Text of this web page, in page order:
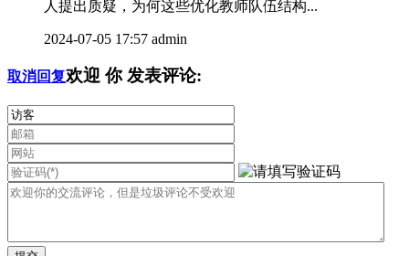
人提出质疑，为何这些优化教师队伍结构...
2024-07-05 17:57 admin
取消回复欢迎 你发表评论: